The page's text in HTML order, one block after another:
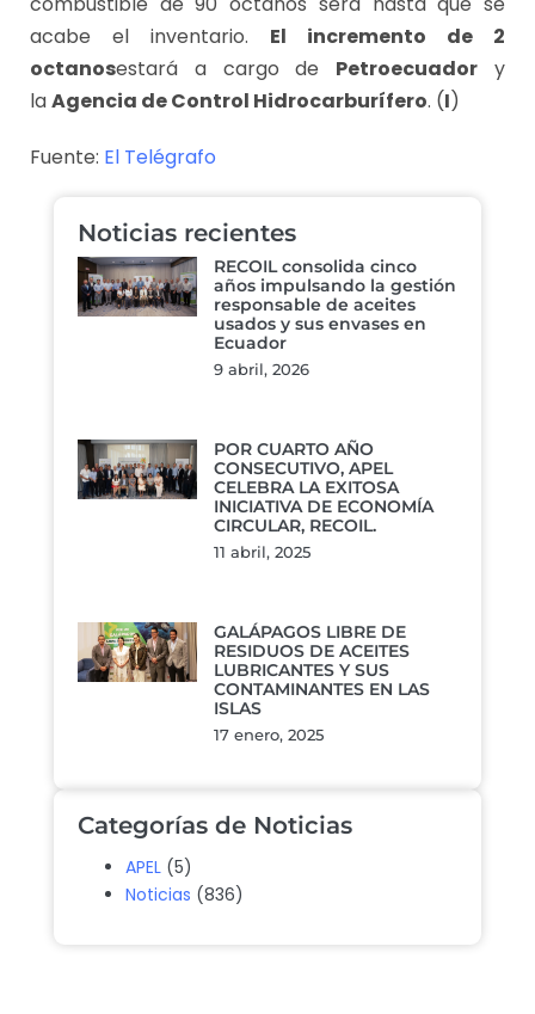
acabe el inventario. El incremento de 2
octanosestará a cargo de Petroecuador y
laAgencia de Control Hidrocarburífero. (I)
Fuente: El Telégrafo
Noticias recientes
RECOIL consolida cinco
años impulsando la gestión
responsable de aceites
usados y sus envases en
Ecuador
9 abril, 2026
POR CUARTO AÑO
CONSECUTIVO, APEL
CELEBRA LA EXITOSA
INICIATIVA DE ECONOMÍA
CIRCULAR, RECOIL.
11 abril, 2025
GALÁPAGOS LIBRE DE
RESIDUOS DE ACEITES
LUBRICANTES Y SUS
CONTAMINANTES EN LAS
ISLAS
17 enero, 2025
Categorías de Noticias
APEL (5)
Noticias (836)